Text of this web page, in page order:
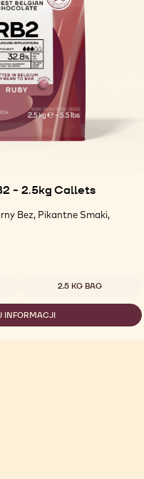
- 2.5kg Callets
Bez, Pikantne Smaki,
Dostępne opakowania
2.5 KG BAG
INFORMACJI
-